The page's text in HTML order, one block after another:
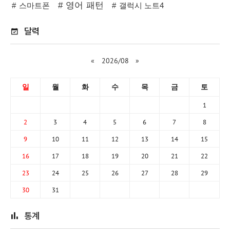
스마트폰 영어 패턴 갤럭시 노트4
달력
« 2026/08 »
일 월 화 수 목 금 토
1
2 3 4 5 6 7 8
9 10 11 12 13 14 15
16 17 18 19 20 21 22
23 24 25 26 27 28 29
30 31
통계